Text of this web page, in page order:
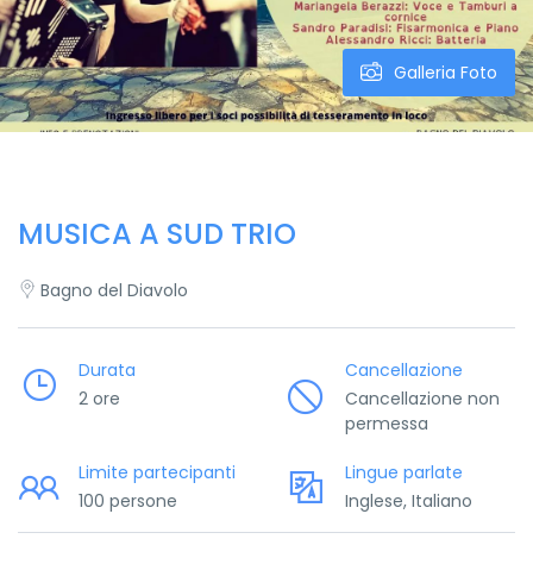
Galleria Foto
MUSICA A SUD TRIO
Bagno del Diavolo
Durata
2 ore
Cancellazione
Cancellazione non
permessa
Limite partecipanti
100 persone
Lingue parlate
Inglese, Italiano